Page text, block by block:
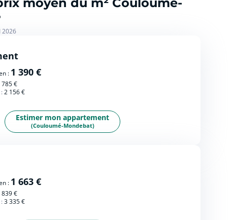
2026
: 1 390 €
785 €
2 156 €
Estimer mon appartement
(Couloumé-Mondebat)
: 1 663 €
839 €
3 335 €